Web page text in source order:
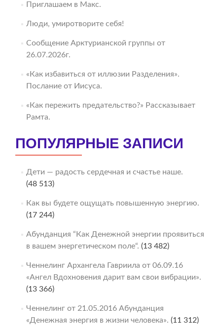
Приглашаем в Макс.
Люди, умиротворите себя!
Сообщение Арктурианской группы от
26.07.2026г.
«Как избавиться от иллюзии Разделения».
Послание от Иисуса.
«Как пережить предательство?» Рассказывает
Рамта.
ПОПУЛЯРНЫЕ ЗАПИСИ
Дети — радость сердечная и счастье наше.
(48 513)
Как вы будете ощущать повышенную энергию.
(17 244)
Абунданция “Как Денежной энергии проявиться
в вашем энергетическом поле“. (13 482)
Ченнелинг Архангела Гавриила от 06.09.16
«Ангел Вдохновения дарит вам свои вибрации».
(13 366)
Ченнелинг от 21.05.2016 Абунданция
«Денежная энергия в жизни человека». (11 312)